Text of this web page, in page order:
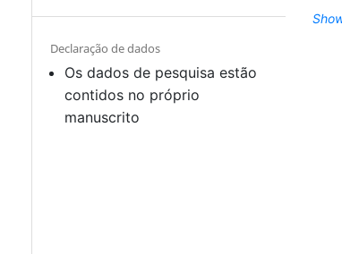
Declaração de dados
Os dados de pesquisa estão
contidos no próprio
manuscrito